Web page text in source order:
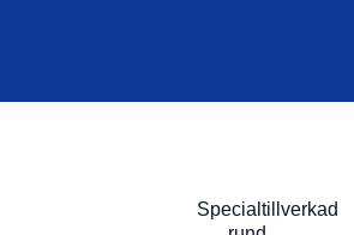
Specialtillverkad